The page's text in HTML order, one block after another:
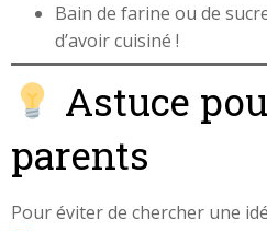
Bain de farine ou de
d’avoir cuisiné !
Astuce
parents
Pour éviter de chercher une